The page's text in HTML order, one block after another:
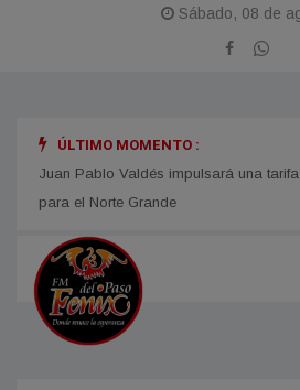
Sábado, 08 de
ÚLTIMO MOMENTO :
Juan Pablo Valdés impulsará una
para el Norte Grande